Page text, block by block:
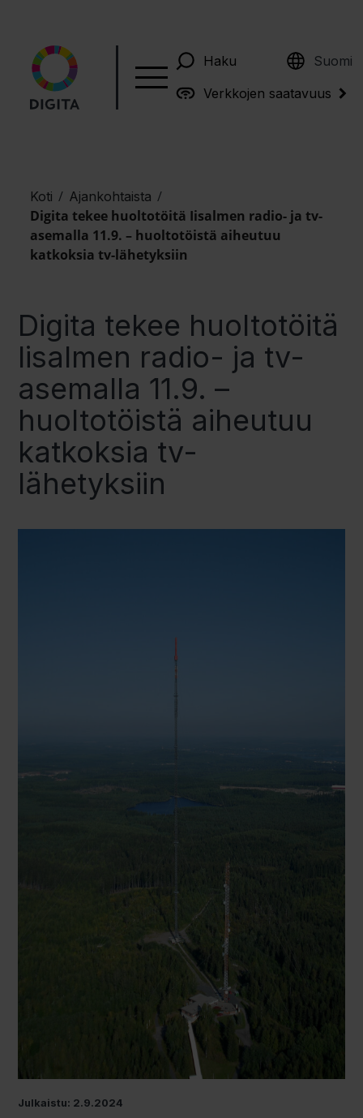
Haku Suomi
English
Verkkojen saatavuus
Koti / Ajankohtaista /
Digita tekee huoltotöitä Iisalmen radio- ja tv-
asemalla 11.9. – huoltotöistä aiheutuu
katkoksia tv-lähetyksiin
Digita tekee huoltotöitä
Iisalmen radio- ja tv-
asemalla 11.9. –
huoltotöistä aiheutuu
katkoksia tv-
lähetyksiin
Julkaistu: 2.9.2024